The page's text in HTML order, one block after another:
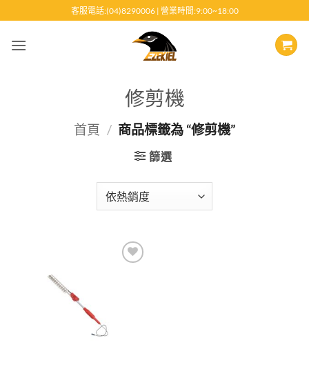
至
客服電話:(04)8290006 | 營業時間:9:00~18:00
修剪機
首頁 / 商品標籤為 “修剪機”
篩選